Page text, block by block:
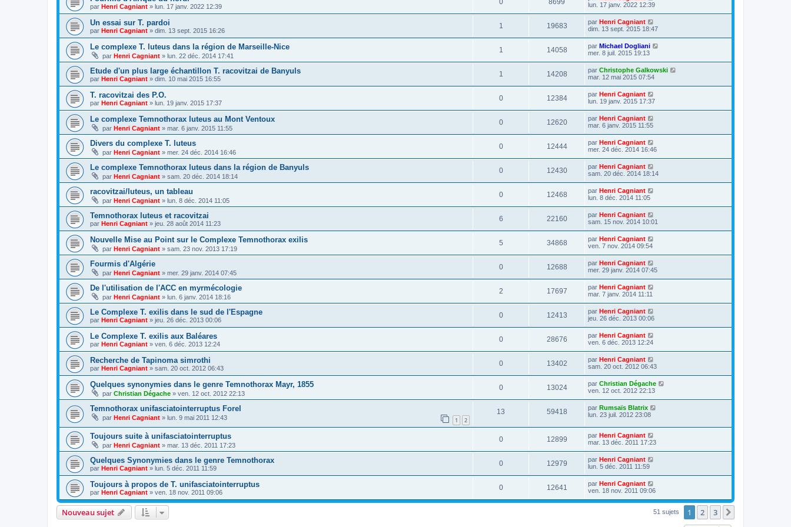
par Henri Cagniant » lun. 17 janv. 2022 12:39
0 8699
lun. 17 janv. 2022 12:39
Un essai sur T. pardoi
par Henri Cagniant » dim. 13 sept. 2015 16:26
1 19683 par Henri Cagniant
dim. 13 sept. 2015 18:47
Le complexe T. luteus dans la région de Marseille-Nice
par Henri Cagniant » lun. 22 déc. 2014 17:41
1 14058 par Michael Dogliani
mer. 8 juil. 2015 19:13
Etude d'un plus large échantillon T. racovitzai de Banyuls
par Henri Cagniant » dim. 10 mai 2015 16:55
1 14208 par Christophe Galkowski
mar. 12 mai 2015 07:54
T. racovitzai des P.O.
par Henri Cagniant » lun. 19 janv. 2015 17:37
0 12384 par Henri Cagniant
lun. 19 janv. 2015 17:37
Le complexe Temnothorax luteus au Mont Ventoux
par Henri Cagniant » mar. 6 janv. 2015 11:55
0 12620 par Henri Cagniant
mar. 6 janv. 2015 11:55
Divers du complexe T. luteus
par Henri Cagniant » mer. 24 déc. 2014 16:46
0 12444 par Henri Cagniant
mer. 24 déc. 2014 16:46
Le complexe Temnothorax luteus dans la région de Banyuls
par Henri Cagniant » sam. 20 déc. 2014 18:14
0 12430 par Henri Cagniant
sam. 20 déc. 2014 18:14
racovitzai/luteus, un tableau
par Henri Cagniant » lun. 8 déc. 2014 11:05
0 12468 par Henri Cagniant
lun. 8 déc. 2014 11:05
Temnothorax luteus et racovitzai
par Henri Cagniant » jeu. 28 août 2014 11:23
6 22160 par Henri Cagniant
sam. 15 nov. 2014 10:01
Nouvelle Mise au Point sur le Complexe Temnothorax exilis
par Henri Cagniant » sam. 23 nov. 2013 17:19
5 34868 par Henri Cagniant
ven. 7 nov. 2014 09:54
Fourmis d'Algérie
par Henri Cagniant » mer. 29 janv. 2014 07:45
0 12688 par Henri Cagniant
mer. 29 janv. 2014 07:45
De l'utilisation de l'ACC en myrmécologie
par Henri Cagniant » lun. 6 janv. 2014 18:16
2 17697 par Henri Cagniant
mar. 7 janv. 2014 11:11
Le Complexe T. exilis dans le sud de l'Espagne
par Henri Cagniant » jeu. 26 déc. 2013 00:06
0 12413 par Henri Cagniant
jeu. 26 déc. 2013 00:06
Le Complexe T. exilis aux Baléares
par Henri Cagniant » ven. 6 déc. 2013 12:24
0 28676 par Henri Cagniant
ven. 6 déc. 2013 12:24
Recherche de Tapinoma simrothi
par Henri Cagniant » sam. 20 oct. 2012 06:43
0 13402 par Henri Cagniant
sam. 20 oct. 2012 06:43
Quelques synonymies dans le genre Temnothorax Mayr, 1855
par Christian Dégache » ven. 12 oct. 2012 22:13
0 13024 par Christian Dégache
ven. 12 oct. 2012 22:13
Temnothorax unifasciatointerruptus Forel
par Henri Cagniant » lun. 9 mai 2011 12:43 1 2
13 59418 par Rumsaïs Blatrix
lun. 23 juil. 2012 23:08
Toujours suite à unifasciatointerruptus
par Henri Cagniant » mar. 13 déc. 2011 17:23
0 12899 par Henri Cagniant
mar. 13 déc. 2011 17:23
Quelques Synonymies dans le genre Temnothorax
par Henri Cagniant » lun. 5 déc. 2011 11:59
0 12979 par Henri Cagniant
lun. 5 déc. 2011 11:59
Toujours à propos de T. unifasciatointerruptus
par Henri Cagniant » ven. 18 nov. 2011 09:06
0 12641 par Henri Cagniant
ven. 18 nov. 2011 09:06
Nouveau sujet 51 sujets 1 2 3